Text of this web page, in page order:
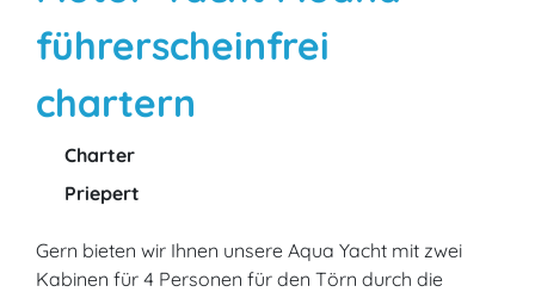
führerscheinfrei
chartern
Charter
Priepert
Gern bieten wir Ihnen unsere Aqua Yacht mit zwei
Kabinen für 4 Personen für den Törn durch die